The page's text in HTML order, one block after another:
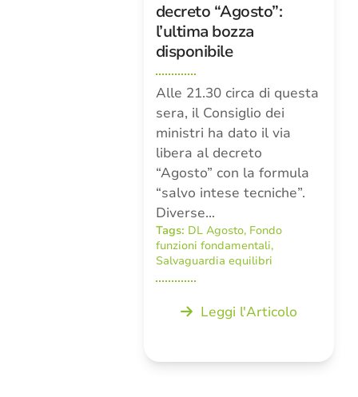
decreto “Agosto”:
l’ultima bozza
disponibile
Alle 21.30 circa di questa
sera, il Consiglio dei
ministri ha dato il via
libera al decreto
“Agosto” con la formula
“salvo intese tecniche”.
Diverse…
Tags: DL Agosto, Fondo
funzioni fondamentali,
Salvaguardia equilibri
Leggi l'Articolo